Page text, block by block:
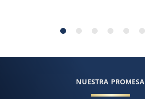
NUESTRA PROMESA